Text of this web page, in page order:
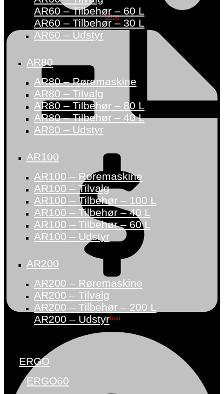
Shop
Tilbud
AR60 – Tilbehør – 60 L
AR60 – Tilbehør – 30 L
AR60 – Udstyr
AR80
AR80 – Røremaskine
AR80 – Tilvalg
AR80 – Tilbehør – 80 L
AR80 – Tilbehør – 40 L
AR80 – Udstyr
AR100
AR100 – Røremaskine
AR100 – Tilvalg
AR100 – Tilbehør – 100 L
AR100 – Tilbehør – 40 L
AR100 – Tilbehør – 60 L
AR100 – Udstyr
AR200
AR200 – Røremaskine
AR200 – Tilvalg
AR200 – Tilbehør – 200 L
AR200 – Udstyr
ERGO
ERGO60